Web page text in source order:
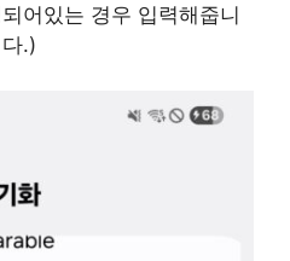
어있는 경우 입력해줍니
다.)